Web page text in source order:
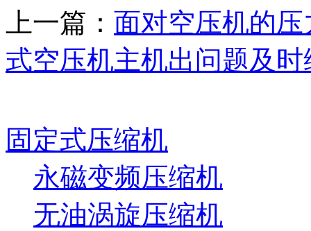
上一篇： 面对空压机的
式空压机主机出问题及
固定式压缩机
永磁变频压缩机
无油涡旋压缩机